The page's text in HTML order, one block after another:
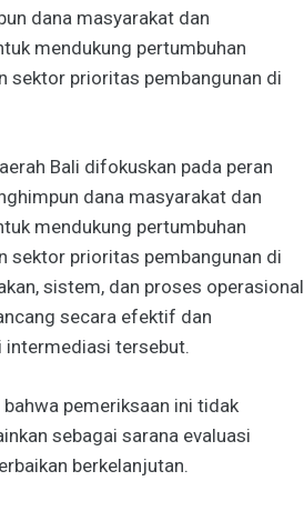
dana masyarakat dan
mendukung pertumbuhan
sektor prioritas pembangunan di
Bali difokuskan pada peran
dana masyarakat dan
mendukung pertumbuhan
sektor prioritas pembangunan di
sistem, dan proses operasional
secara efektif dan
tersebut.
pemeriksaan ini tidak
sebagai sarana evaluasi
berkelanjutan.